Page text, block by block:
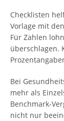
Checklisten
Vorlage mit
Für Zahlen
überschlagen.
Bei
mehr als
Benchmark-
nicht nur